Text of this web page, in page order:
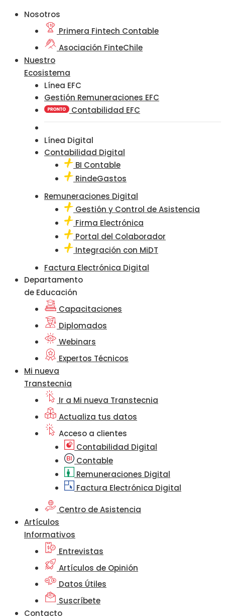
Nosotros
Primera Fintech Contable
Asociación FinteChile
Nuestro
Ecosistema
Línea EFC
Gestión Remuneraciones EFC
Contabilidad EFC
Línea Digital
Contabilidad Digital
BI Contable
RindeGastos
Remuneraciones Digital
Gestión y Control de Asistencia
Firma Electrónica
Portal del Colaborador
Integración con MiDT
Factura Electrónica Digital
Departamento
de Educación
Capacitaciones
Diplomados
Webinars
Expertos Técnicos
Mi nueva
Transtecnia
Ir a Mi nueva Transtecnia
Actualiza tus datos
Acceso a clientes
Contabilidad Digital
Contable
Remuneraciones Digital
Factura Electrónica Digital
Centro de Asistencia
Artículos
Informativos
Entrevistas
Artículos de Opinión
Datos Útiles
Suscríbete
Contacto